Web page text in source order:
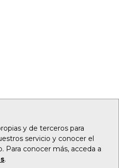
y de terceros para
servicio y conocer el
Para conocer más, acceda a
.